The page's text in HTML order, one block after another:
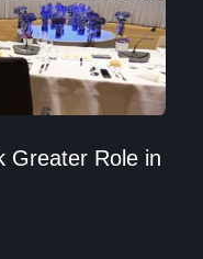
Greater Role in